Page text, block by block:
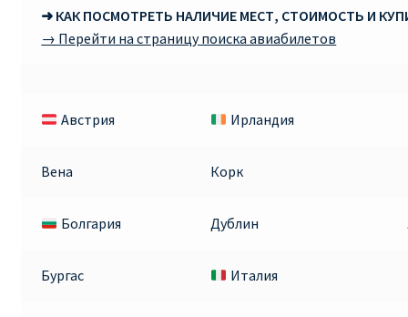
➜ КАК ПОСМОТРЕТЬ НАЛИЧИЕ МЕСТ, СТОИМОСТЬ И
→ Перейти на страницу поиска авиабилетов
Австрия Ирландия
Вена Корк
Болгария Дублин
Бургас Италия